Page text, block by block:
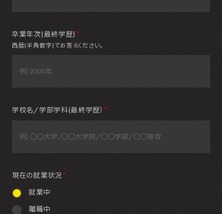
卒業年次(最終学歴) ＊
西暦(半角数字)でお答えください。
学校名/学部学科(最終学歴） ＊
現在の就業状況 ＊
就業中
離職中